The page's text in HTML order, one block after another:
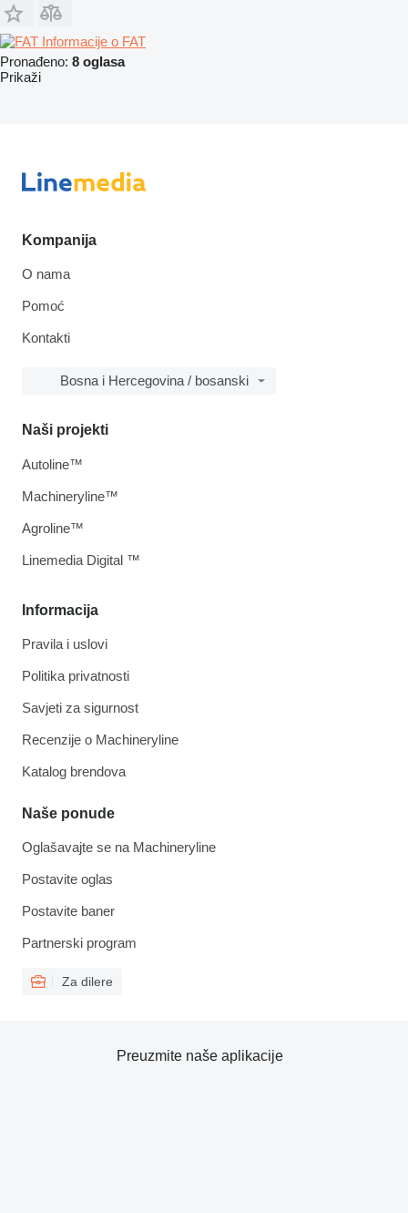
Informacije o FAT
Pronađeno: 8 oglasa
Prikaži
Kompanija
O nama
Pomoć
Kontakti
Bosna i Hercegovina / bosanski
Informacija
Pravila i uslovi
Politika privatnosti
Savjeti za sigurnost
Recenzije o Machineryline
Katalog brendova
Naše ponude
Oglašavajte se na Machineryline
Postavite oglas
Postavite baner
Partnerski program
Za dilere
Naši projekti
Autoline™
Machineryline™
Agroline™
Linemedia Digital ™
Preuzmite naše aplikacije